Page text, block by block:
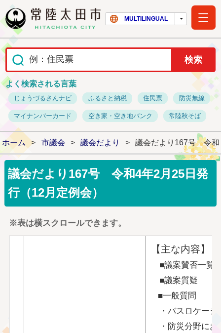
常陸太田市ホー
MULTILINGUAL
よく検索される言葉
じょうづるさんナビ ふるさと納税 住民票 防災無線
マイナンバーカード 空き家・空き地バンク 常陸秋そば
ホーム > 市議会 > 議会だより > 議会だより167号 令和
議会だより167号 令和4年2月25日発
行（12月定例会）
※表は横スクロールできます。
【主な内容】
■議案賛否一覧
■議案質疑
■一般質問
・バスロケーシ
・防災分野にお